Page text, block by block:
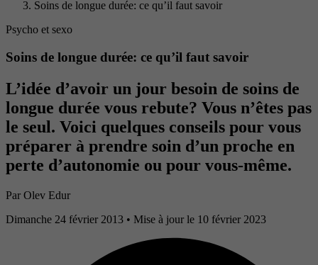
Soins de longue durée: ce qu’il faut savoir
Psycho et sexo
Soins de longue durée: ce qu’il faut savoir
L’idée d’avoir un jour besoin de soins de
longue durée vous rebute? Vous n’êtes pas
le seul. Voici quelques conseils pour vous
préparer à prendre soin d’un proche en
perte d’autonomie ou pour vous-même.
Par Olev Edur
Dimanche 24 février 2013 • Mise à jour le 10 février 2023